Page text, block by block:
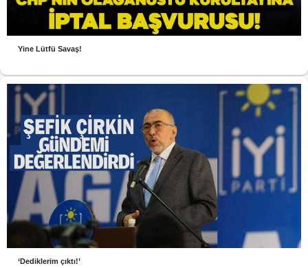
Yine Lütfü Savaş!
‘Dediklerim çıktı!’